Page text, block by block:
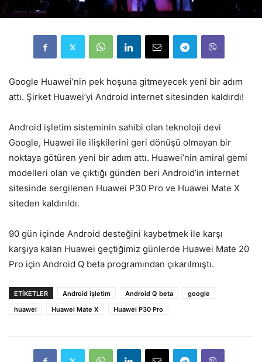
Google Huawei’nin pek hoşuna gitmeyecek yeni bir adım
attı. Şirket Huawei’yi Android internet sitesinden kaldırdı!
Android işletim sisteminin sahibi olan teknoloji devi
Google, Huawei ile ilişkilerini geri dönüşü olmayan bir
noktaya götüren yeni bir adım attı. Huawei’nin amiral gemi
modelleri olan ve çıktığı günden beri Android’in internet
sitesinde sergilenen Huawei P30 Pro ve Huawei Mate X
siteden kaldırıldı.
90 gün içinde Android desteğini kaybetmek ile karşı
karşıya kalan Huawei geçtiğimiz günlerde Huawei Mate 20
Pro için Android Q beta programından çıkarılmıştı.
ETIKETLER Android işletim Android Q beta
google
huawei
Huawei Mate X Huawei P30 Pro